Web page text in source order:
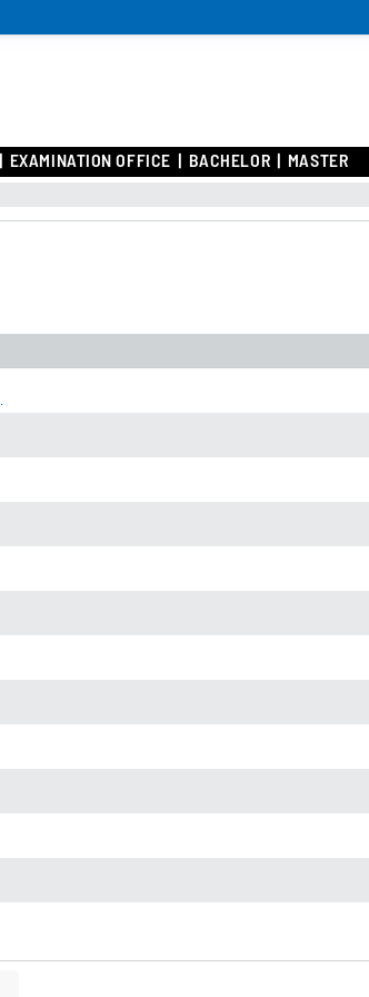
EXAMINATION OFFICE BACHELOR MASTER